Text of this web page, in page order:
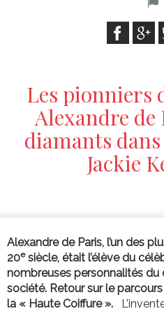
Les pionniers
Alexandre de
diamants
Jackie
Alexandre de Paris, l’un des
20esiècle, était l’élève du
nombreuses personnalités du
société. Retour sur le
la « Haute Coiffure ».